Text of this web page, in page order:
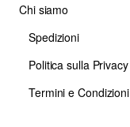
Chi siamo
Spedizioni
Politica sulla Privacy
Termini e Condizioni